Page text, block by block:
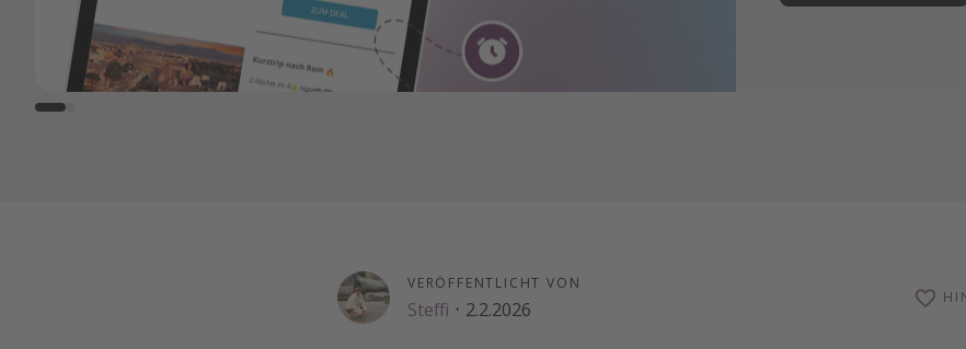
VERÖFFENTLICHT VON
Steffi · 2.2.2026